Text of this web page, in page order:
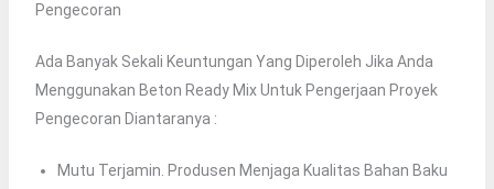
Pengecoran
Ada Banyak Sekali Keuntungan Yang Diperoleh Jika Anda
Menggunakan Beton Ready Mix Untuk Pengerjaan Proyek
Pengecoran Diantaranya :
Mutu Terjamin. Produsen Menjaga Kualitas Bahan Baku